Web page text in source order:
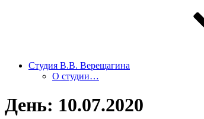
Студия В.В. Верещагина
О студии…
День: 10.07.2020